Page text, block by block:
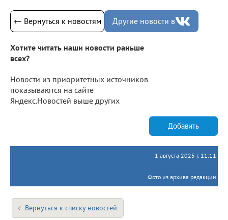
← Вернуться к новостям Другие новости в
Хотите читать наши новости раньше
всех?
Новости из приоритетных источников
показываются на сайте
Яндекс.Новостей выше других
Добавить
1 августа 2025 г. 11:11
Фото из архива редакции
Вернуться к списку новостей